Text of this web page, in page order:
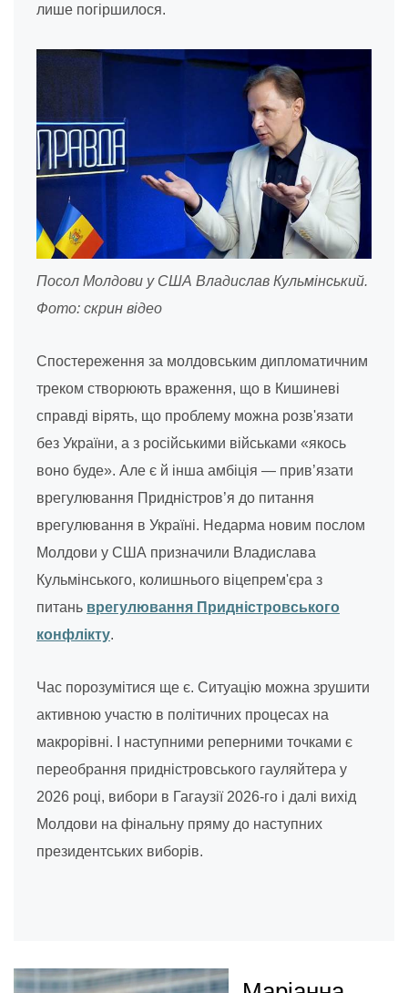
лише погіршилося.
Посол Молдови у США Владислав Кульмінський.
Фото: скрин відео
Спостереження за молдовським дипломатичним
треком створюють враження, що в Кишиневі
справді вірять, що проблему можна розв'язати
без України, а з російськими військами «якось
воно буде». Але є й інша амбіція — прив’язати
врегулювання Придністров’я до питання
врегулювання в Україні. Недарма новим послом
Молдови у США призначили Владислава
Кульмінського, колишнього віцепрем'єра з
питань врегулювання Придністровського
конфлікту.
Час порозумітися ще є. Ситуацію можна зрушити
активною участю в політичних процесах на
макрорівні. І наступними реперними точками є
переобрання придністровського гауляйтера у
2026 році, вибори в Гагаузії 2026-го і далі вихід
Молдови на фінальну пряму до наступних
президентських виборів.